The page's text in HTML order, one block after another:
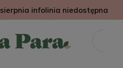
infolinia niedostępna